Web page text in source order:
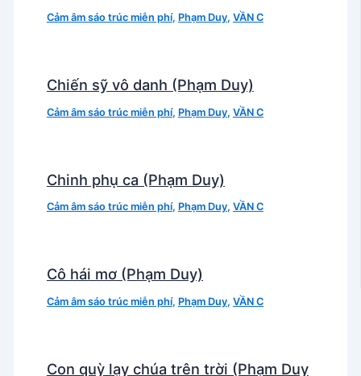
Cảm âm sáo trúc miễn phí, Phạm Duy, VẦN C
Chiến sỹ vô danh (Phạm Duy)
Cảm âm sáo trúc miễn phí, Phạm Duy, VẦN C
Chinh phụ ca (Phạm Duy)
Cảm âm sáo trúc miễn phí, Phạm Duy, VẦN C
Cô hái mơ (Phạm Duy)
Cảm âm sáo trúc miễn phí, Phạm Duy, VẦN C
Con quỳ lạy chúa trên trời (Phạm Duy